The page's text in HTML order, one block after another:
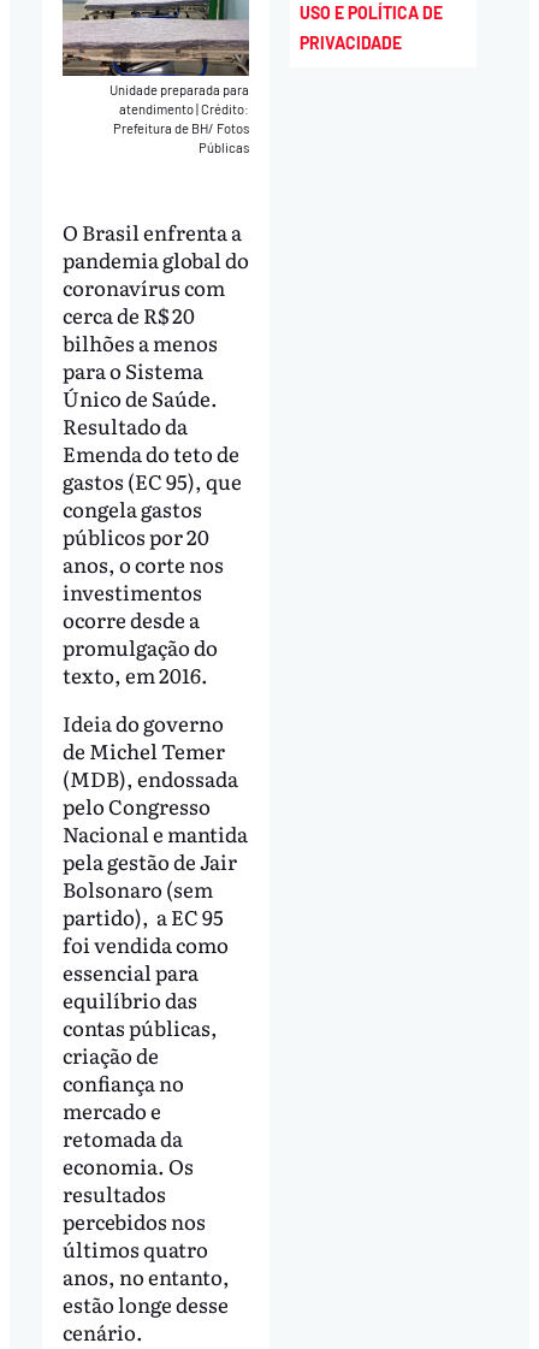
Unidade preparada para
atendimento|Crédito:
Prefeitura de BH/ Fotos
Públicas
O Brasil enfrenta a
pandemia global do
coronavírus com
cerca de R$ 20
bilhões a menos
para o Sistema
Único de Saúde.
Resultado da
Emenda do teto de
gastos (EC 95), que
congela gastos
públicos por 20
anos, o corte nos
investimentos
ocorre desde a
promulgação do
texto, em 2016.
Ideia do governo
de Michel Temer
(MDB), endossada
pelo Congresso
Nacional e mantida
pela gestão de Jair
Bolsonaro (sem
partido), a EC 95
foi vendida como
essencial para
equilíbrio das
contas públicas,
criação de
confiança no
mercado e
retomada da
economia. Os
resultados
percebidos nos
últimos quatro
anos, no entanto,
estão longe desse
cenário.
USO E POLÍTICA DE
PRIVACIDADE